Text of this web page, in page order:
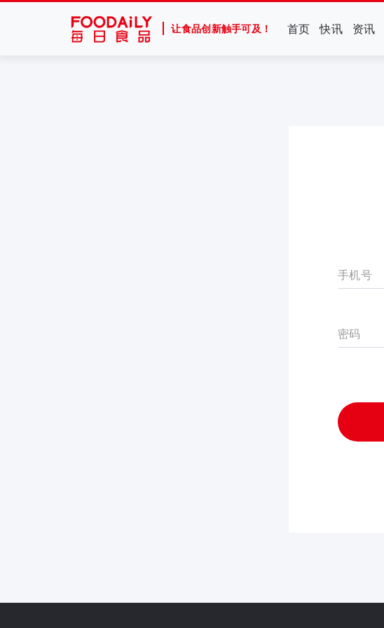
让食品创新触手可及！ 首页 快讯 资讯
手机号
密码